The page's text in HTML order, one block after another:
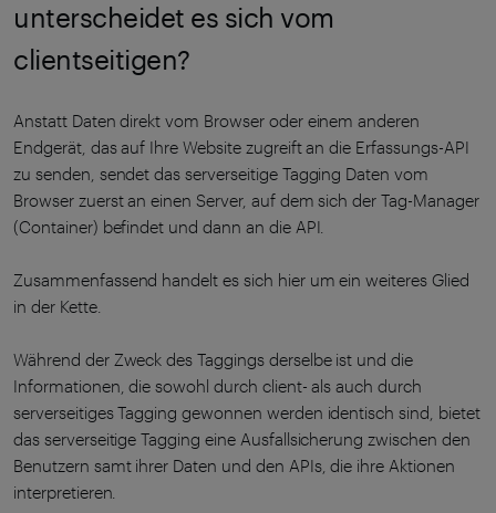
unterscheidet es sich vom
clientseitigen?
Anstatt Daten direkt vom Browser oder einem anderen
Endgerät, das auf Ihre Website zugreift an die Erfassungs-API
zu senden, sendet das serverseitige Tagging Daten vom
Browser zuerst an einen Server, auf dem sich der Tag-Manager
(Container) befindet und dann an die API.
Zusammenfassend handelt es sich hier um ein weiteres Glied
in der Kette.
Während der Zweck des Taggings derselbe ist und die
Informationen, die sowohl durch client- als auch durch
serverseitiges Tagging gewonnen werden identisch sind, bietet
das serverseitige Tagging eine Ausfallsicherung zwischen den
Benutzern samt ihrer Daten und den APIs, die ihre Aktionen
interpretieren.